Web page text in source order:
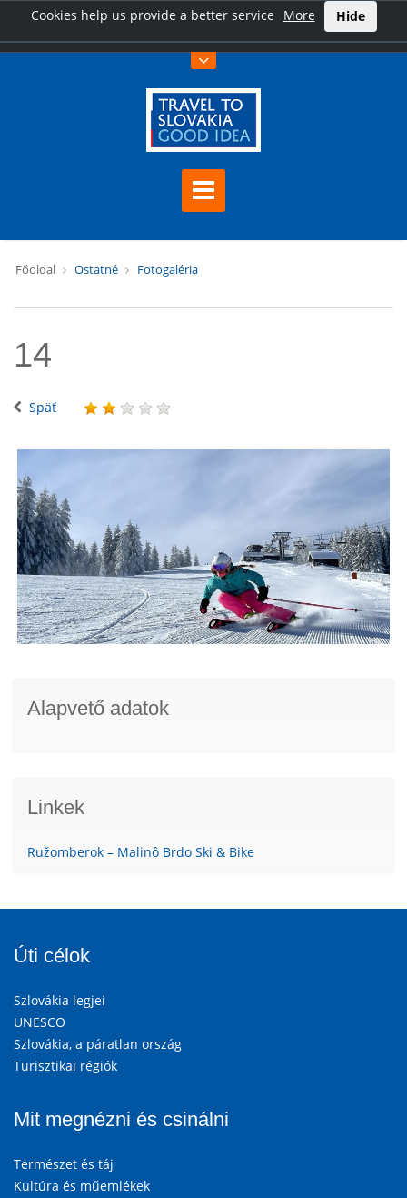
Cookies help us provide a better service More Hide
Főoldal Ostatné Fotogaléria
14
Späť
Alapvető adatok
Linkek
Ružomberok – Malinô Brdo Ski & Bike
Úti célok
Szlovákia legjei
UNESCO
Szlovákia, a páratlan ország
Turisztikai régiók
Mit megnézni és csinálni
Természet és táj
Kultúra és műemlékek